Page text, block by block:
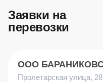
Заявки на
перевозки
ООО
Пролетарская улица,